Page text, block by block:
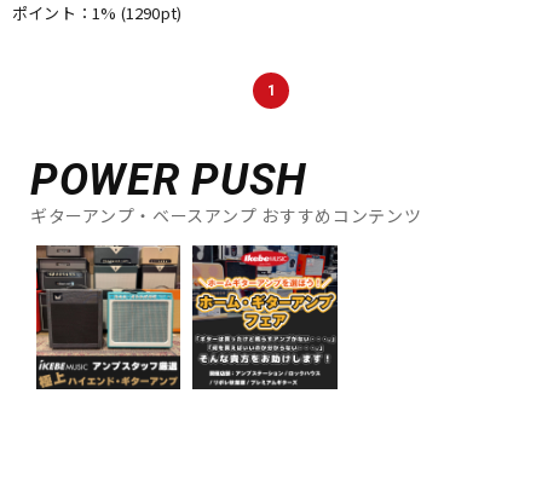
ポイント：1% (1290pt)
1
POWER PUSH
ギターアンプ・ベースアンプ おすすめコンテンツ